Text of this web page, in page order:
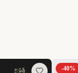
-40%